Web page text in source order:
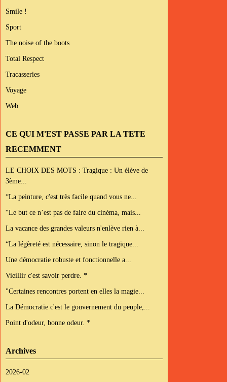
Smile !
Sport
The noise of the boots
Total Respect
Tracasseries
Voyage
Web
CE QUI M'EST PASSE PAR LA TETE
RECEMMENT
LE CHOIX DES MOTS : Tragique : Un élève de
3ème...
“La peinture, c'est très facile quand vous ne...
“Le but ce n’est pas de faire du cinéma, mais...
La vacance des grandes valeurs n'enlève rien à...
“La légèreté est nécessaire, sinon le tragique...
Une démocratie robuste et fonctionnelle a...
Vieillir c'est savoir perdre. *
"Certaines rencontres portent en elles la magie...
La Démocratie c'est le gouvernement du peuple,...
Point d'odeur, bonne odeur. *
Archives
2026-02